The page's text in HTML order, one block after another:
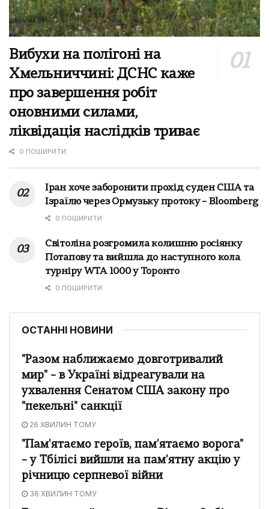
Вибухи на полігоні на
Хмельниччині: ДСНС каже
про завершення робіт
оновними силами,
ліквідація наслідків триває
0 ПОШИРИТИ
Іран хоче заборонити прохід суден США та
Ізраїлю через Ормузьку протоку – Bloomberg
0 ПОШИРИТИ
Світоліна розгромила колишню росіянку
Потапову та вийшла до наступного кола
турніру WTA 1000 у Торонто
0 ПОШИРИТИ
ОСТАННІ НОВИНИ
"Разом наближаємо довготривалий
мир" – в Україні відреагували на
ухвалення Сенатом США закону про
"пекельні" санкції
26 ХВИЛИН ТОМУ
"Пам'ятаємо героїв, пам'ятаємо ворога"
– у Тбілісі вийшли на пам'ятну акцію у
річницю серпневої війни
36 ХВИЛИН ТОМУ